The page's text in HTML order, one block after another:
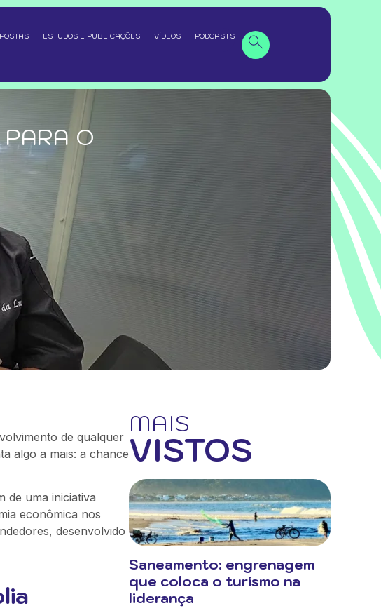
ESTUDOS E PUBLICAÇÕES VÍDEOS PODCASTS
O
de qualquer
algo a mais: a chance
de uma iniciativa
econômica nos
desenvolvido
MAIS
VISTOS
Saneamento: engrenagem
que coloca o turismo na
liderança